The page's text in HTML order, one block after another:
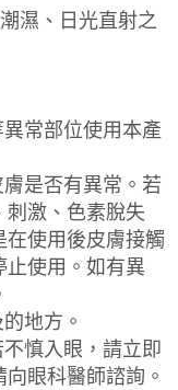
濕、日光直射之
常部位使用本產
是否有異常。若
激、色素脫失
在使用後皮膚接觸
止使用。如有異
地方。
慎入眼，請立即
眼科醫師諮詢。